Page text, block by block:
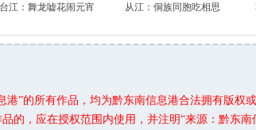
台江：舞龙嘘花闹元宵 从江：侗族同胞吃相思
港”的所有作品，均为黔东南信息港合法拥有版
的，应在授权范围内使用，并注明“来源：黔东